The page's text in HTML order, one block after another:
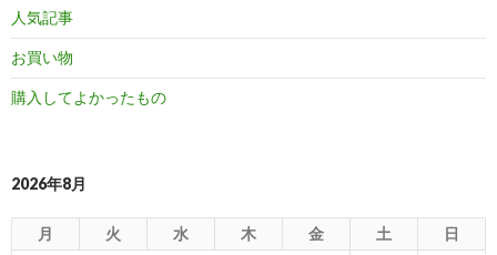
人気記事
お買い物
購入してよかったもの
2026年8月
月 火 水 木 金 土
日